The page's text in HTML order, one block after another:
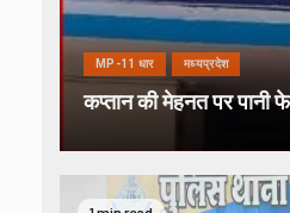
MP-11 धार मध्यप्रदेश
कप्तान की मेहनत पर पानी